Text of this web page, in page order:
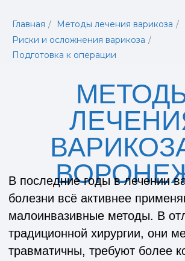
Главная / Методы лечения варикоза /
Риски и осложнения варикоза /
Подготовка к операции
МЕТОДЫ
ЛЕЧЕНИЯ
ВАРИКОЗА В
ВОРОНЕЖЕ
В последние годы в лечении варикозной
болезни всё активнее применяются
малоинвазивные методы. В отличие от
традиционной хирургии, они менее
травматичны, требуют более короткого
периода восстановления и при этом
сохраняют высокую эффективность. Такие
технологии позволяют добиться
выраженного лечебного результата с
минимальным дискомфортом для пациента.
К наиболее востребованным современным